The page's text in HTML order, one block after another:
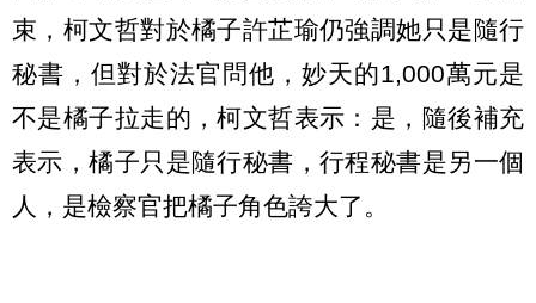
束，柯文哲對於橘子許芷瑜仍強調她只是隨行
秘書，但對於法官問他，妙天的1,000萬元是
不是橘子拉走的，柯文哲表示：是，隨後補充
表示，橘子只是隨行秘書，行程秘書是另一個
人，是檢察官把橘子角色誇大了。